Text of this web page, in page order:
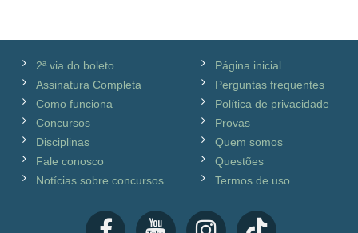
2ª via do boleto
Assinatura Completa
Como funciona
Concursos
Disciplinas
Fale conosco
Notícias sobre concursos
Página inicial
Perguntas frequentes
Política de privacidade
Provas
Quem somos
Questões
Termos de uso